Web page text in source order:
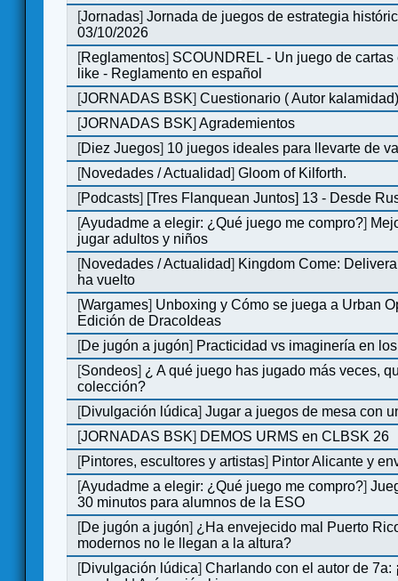
[Jornadas]Jornada de juegos de estrategia
03/10/2026
[Reglamentos] SCOUNDREL - Un juego de
like - Reglamento en español
[JORNADAS BSK]Cuestionario ( Autor
[JORNADAS BSK]Agrademientos
[Diez Juegos] 10 juegos ideales para llevarte de
[Novedades / Actualidad]Gloom of Kilforth.
[Podcasts] [Tres Flanquean Juntos] 13 - Desde
[Ayudadme a elegir: ¿Qué juego me compro?]
jugar adultos y niños
[Novedades / Actualidad] Kingdom Come:
ha vuelto
[Wargames] Unboxing y Cómo se juega a Urban
Edición de DracoIdeas
[De jugón a jugón] Practicidad vs imaginería en
[Sondeos] ¿ A qué juego has jugado más veces,
colección?
[Divulgación lúdica]Jugar a juegos de mesa con
[JORNADAS BSK] DEMOS URMS en CLBSK 26
[Pintores, escultores y artistas] Pintor Alicante y
[Ayudadme a elegir: ¿Qué juego me compro?]
30 minutos para alumnos de la ESO
[De jugón a jugón] ¿Ha envejecido mal Puerto
modernos no le llegan a la altura?
[Divulgación lúdica]Charlando con el autor de 7a: